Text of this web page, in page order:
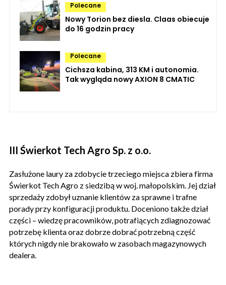
Polecane
Nowy Torion bez diesla. Claas obiecuje
do 16 godzin pracy
Polecane
Cichsza kabina, 313 KM i autonomia.
Tak wygląda nowy AXION 8 CMATIC
III Świerkot Tech Agro Sp. z o.o.
Zasłużone laury za zdobycie trzeciego miejsca zbiera firma
Świerkot Tech Agro z siedzibą w woj. małopolskim. Jej dział
sprzedaży zdobył uznanie klientów za sprawne i trafne
porady przy konfiguracji produktu. Doceniono także dział
części – wiedzę pracowników, potrafiących zdiagnozować
potrzebę klienta oraz dobrze dobrać potrzebną część
których nigdy nie brakowało w zasobach magazynowych
dealera.